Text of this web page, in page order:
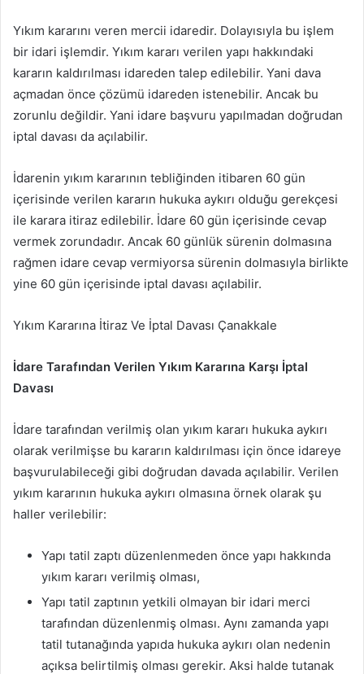
Yıkım kararını veren mercii idaredir. Dolayısıyla bu işlem
bir idari işlemdir. Yıkım kararı verilen yapı hakkındaki
kararın kaldırılması idareden talep edilebilir. Yani dava
açmadan önce çözümü idareden istenebilir. Ancak bu
zorunlu değildir. Yani idare başvuru yapılmadan doğrudan
iptal davası da açılabilir.
İdarenin yıkım kararının tebliğinden itibaren 60 gün
içerisinde verilen kararın hukuka aykırı olduğu gerekçesi
ile karara itiraz edilebilir. İdare 60 gün içerisinde cevap
vermek zorundadır. Ancak 60 günlük sürenin dolmasına
rağmen idare cevap vermiyorsa sürenin dolmasıyla birlikte
yine 60 gün içerisinde iptal davası açılabilir.
Yıkım Kararına İtiraz Ve İptal Davası Çanakkale
İdare Tarafından Verilen Yıkım Kararına Karşı İptal
Davası
İdare tarafından verilmiş olan yıkım kararı hukuka aykırı
olarak verilmişse bu kararın kaldırılması için önce idareye
başvurulabileceği gibi doğrudan davada açılabilir. Verilen
yıkım kararının hukuka aykırı olmasına örnek olarak şu
haller verilebilir:
Yapı tatil zaptı düzenlenmeden önce yapı hakkında
yıkım kararı verilmiş olması,
Yapı tatil zaptının yetkili olmayan bir idari merci
tarafından düzenlenmiş olması. Aynı zamanda yapı
tatil tutanağında yapıda hukuka aykırı olan nedenin
açıksa belirtilmiş olması gerekir. Aksi halde tutanak